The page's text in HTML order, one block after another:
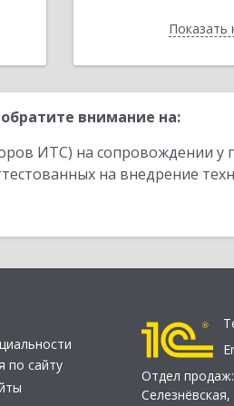
Показать
внимание на:
ИТС) на сопровождении у
на внедрение
по сайту
Отдел продаж: